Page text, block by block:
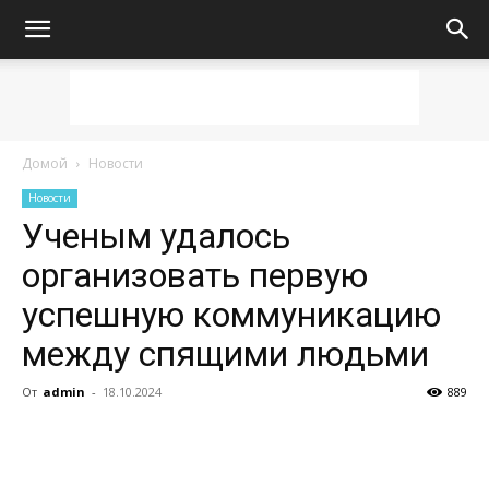
Домой Новости
Новости
Ученым удалось
организовать первую
успешную коммуникацию
между спящими людьми
От admin - 18.10.2024 889